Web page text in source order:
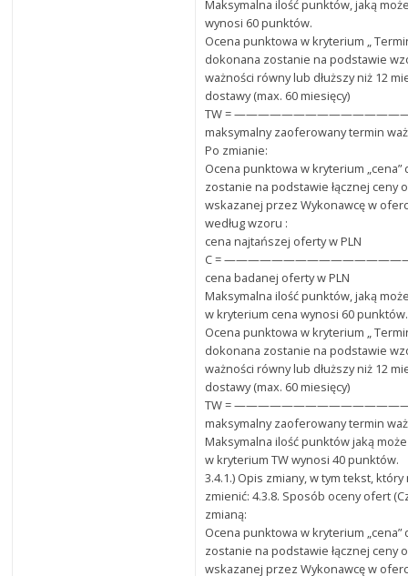
Maksymalna ilość punktów, jaką
wynosi 60 punktów.
Ocena punktowa w kryterium „
dokonana zostanie na podstawie
ważności równy lub dłuższy niż 12
dostawy (max. 60 miesięcy)
TW =
maksymalny zaoferowany termin
Po zmianie:
Ocena punktowa w kryterium „cena”
zostanie na podstawie łącznej ceny
wskazanej przez Wykonawcę w
według wzoru :
cena najtańszej oferty w PLN
C = ————————————————
cena badanej oferty w PLN
Maksymalna ilość punktów, jaką
w kryterium cena wynosi 60 punktów.
Ocena punktowa w kryterium „
dokonana zostanie na podstawie
ważności równy lub dłuższy niż 12
dostawy (max. 60 miesięcy)
TW =
maksymalny zaoferowany termin
Maksymalna ilość punktów jaką
w kryterium TW wynosi 40 punktów.
3.4.1.) Opis zmiany, w tym tekst,
zmienić: 4.3.8. Sposób oceny ofert
zmianą:
Ocena punktowa w kryterium „cena”
zostanie na podstawie łącznej ceny
wskazanej przez Wykonawcę w